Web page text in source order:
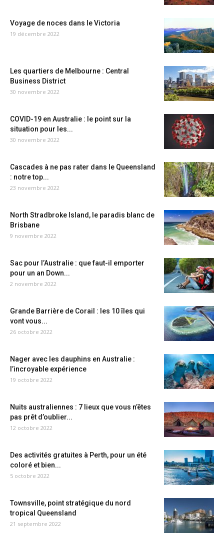
Voyage de noces dans le Victoria
19 décembre 2022
Les quartiers de Melbourne : Central
Business District
30 novembre 2022
COVID-19 en Australie : le point sur la
situation pour les...
30 novembre 2022
Cascades à ne pas rater dans le Queensland
: notre top...
23 novembre 2022
North Stradbroke Island, le paradis blanc de
Brisbane
9 novembre 2022
Sac pour l’Australie : que faut-il emporter
pour un an Down...
2 novembre 2022
Grande Barrière de Corail : les 10 îles qui
vont vous...
26 octobre 2022
Nager avec les dauphins en Australie :
l’incroyable expérience
19 octobre 2022
Nuits australiennes : 7 lieux que vous n’êtes
pas prêt d’oublier...
12 octobre 2022
Des activités gratuites à Perth, pour un été
coloré et bien...
5 octobre 2022
Townsville, point stratégique du nord
tropical Queensland
21 septembre 2022